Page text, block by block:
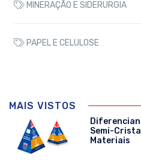
MINERAÇÃO E SIDERURGIA
PAPEL E CELULOSE
MAIS VISTOS
Semi-
Materiais